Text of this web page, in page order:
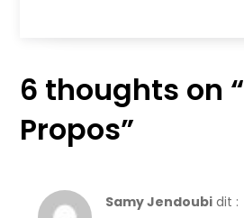
i
g
a
6 thoughts on “
Propos”
Samy Jendoubi dit :